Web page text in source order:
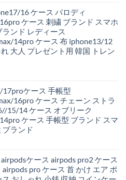
16 ケース パロディ
ケース 刺繍 ブランド スマホ
ンド レディース
14pro ケース 布 iphone13/12
大人 プレゼント用 韓国 トレン
ケース 手帳型
16pro ケース チェーン ストラ
15/14 ケース オブリーク
ケース 手帳型 ブランド スマ
ブランド
ケース airpods pro2 ケース
pro ケース 首 かけ エア ポ